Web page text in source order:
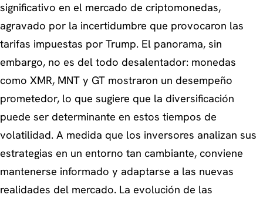
significativo en el mercado de criptomonedas,
agravado por la incertidumbre que provocaron las
tarifas impuestas por Trump. El panorama, sin
embargo, no es del todo desalentador: monedas
como XMR, MNT y GT mostraron un desempeño
prometedor, lo que sugiere que la diversificación
puede ser determinante en estos tiempos de
volatilidad. A medida que los inversores analizan sus
estrategias en un entorno tan cambiante, conviene
mantenerse informado y adaptarse a las nuevas
realidades del mercado. La evolución de las